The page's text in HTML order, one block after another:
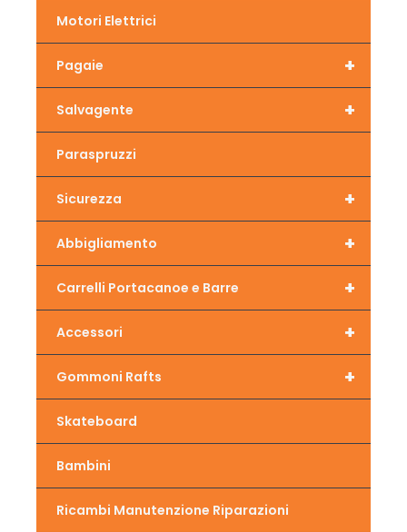
Motori Elettrici
+
Pagaie
+
Salvagente
Paraspruzzi
+
Sicurezza
+
Abbigliamento
+
Carrelli Portacanoe e Barre
+
Accessori
+
Gommoni Rafts
Skateboard
Bambini
Ricambi Manutenzione Riparazioni